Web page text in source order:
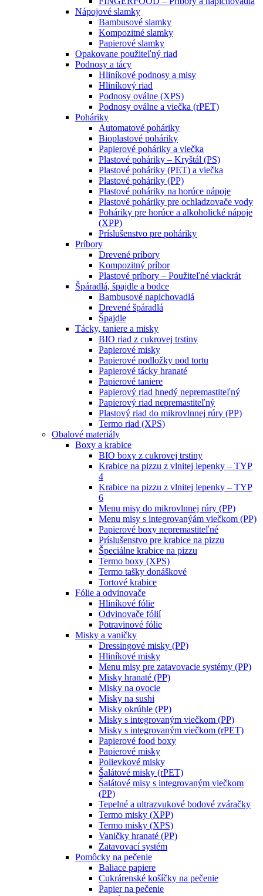
Nápojové slamky
Bambusové slamky
Kompozitné slamky
Papierové slamky
Opakovane použiteľný riad
Podnosy a tácy
Hliníkové podnosy a misy
Hliníkový riad
Podnosy oválne (XPS)
Podnosy oválne a viečka (rPET)
Poháriky
Automatové poháriky
Bioplastové poháriky
Papierové poháriky a viečka
Plastové poháriky – Kryštál (PS)
Plastové poháriky (PET) a viečka
Plastové poháriky (PP)
Plastové poháriky na horúce nápoje
Plastové poháriky pre ochladzovače vody
Poháriky pre horúce a alkoholické nápoje
(XPP)
Príslušenstvo pre poháriky
Príbory
Drevené príbory
Kompozitný príbor
Plastové príbory – Použiteľné viackrát
Špáradlá, špajdle a bodce
Bambusové napichovadlá
Drevené špáradlá
Špajdle
Tácky, taniere a misky
BIO riad z cukrovej trstiny
Papierové misky
Papierové podložky pod tortu
Papierové tácky hranaté
Papierové taniere
Papierový riad hnedý nepremastiteľný
Papierový riad nepremastiteľný
Plastový riad do mikrovlnnej rúry (PP)
Termo riad (XPS)
Obalové materiály
Boxy a krabice
BIO boxy z cukrovej trstiny
Krabice na pizzu z vlnitej lepenky – TYP
4
Krabice na pizzu z vlnitej lepenky – TYP
6
Menu misy do mikrovlnnej rúry (PP)
Menu misy s integrovanýám viečkom (PP)
Papierové boxy nepremastiteľné
Príslušenstvo pre krabice na pizzu
Špeciálne krabice na pizzu
Termo boxy (XPS)
Termo tašky donáškové
Tortové krabice
Fólie a odvinovače
Hliníkové fólie
Odvinovače fólií
Potravinové fólie
Misky a vaničky
Dressingové misky (PP)
Hliníkové misky
Menu misy pre zatavovacie systémy (PP)
Misky hranaté (PP)
Misky na ovocie
Misky na sushi
Misky okrúhle (PP)
Misky s integrovaným viečkom (PP)
Misky s integrovaným viečkom (rPET)
Papierové food boxy
Papierové misky
Polievkové misky
Šalátové misky (rPET)
Šalátové misy s integrovaným viečkom
(PP)
Tepelné a ultrazvukové bodové zváračky
Termo misky (XPP)
Termo misky (XPS)
Vaničky hranaté (PP)
Zatavovací systém
Pomôcky na pečenie
Baliace papiere
Cukrárenské košíčky na pečenie
Papier na pečenie